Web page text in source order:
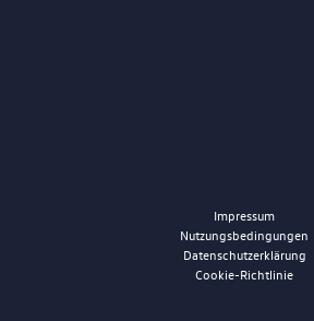
Impressum
Nutzungsbedingungen
Datenschutzerklärung
Cookie-Richtlinie